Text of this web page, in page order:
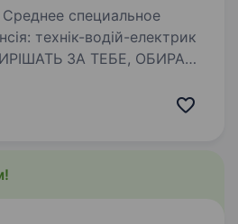
специальное
ЗА ТЕБЕ, ОБИРАЙ
«СТАЛЕВИЙ КОРДОН»